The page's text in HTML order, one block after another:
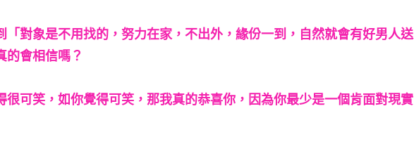
「對象是不用找的，努力在家，不出外，緣份一到，自然就會有好男人送
的會相信嗎？
很可笑，如你覺得可笑，那我真的恭喜你，因為你最少是一個肯面對現實